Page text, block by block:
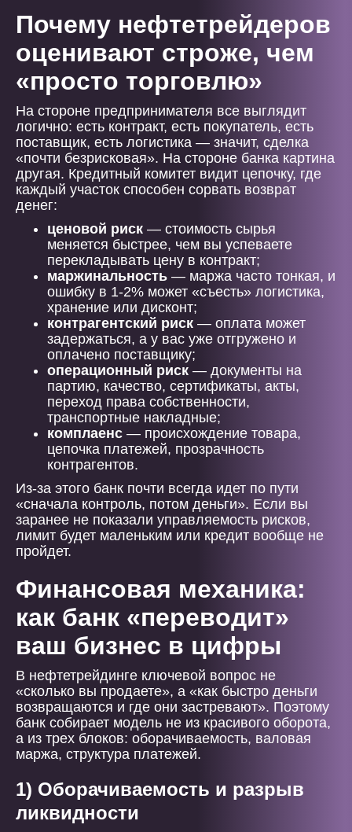
Почему нефтетрейдеров
оценивают строже, чем
«просто торговлю»
На стороне предпринимателя все выглядит
логично: есть контракт, есть покупатель, есть
поставщик, есть логистика — значит, сделка
«почти безрисковая». На стороне банка картина
другая. Кредитный комитет видит цепочку, где
каждый участок способен сорвать возврат
денег:
ценовой риск — стоимость сырья
меняется быстрее, чем вы успеваете
перекладывать цену в контракт;
маржинальность — маржа часто тонкая, и
ошибку в 1-2% может «съесть» логистика,
хранение или дисконт;
контрагентский риск — оплата может
задержаться, а у вас уже отгружено и
оплачено поставщику;
операционный риск — документы на
партию, качество, сертификаты, акты,
переход права собственности,
транспортные накладные;
комплаенс — происхождение товара,
цепочка платежей, прозрачность
контрагентов.
Из-за этого банк почти всегда идет по пути
«сначала контроль, потом деньги». Если вы
заранее не показали управляемость рисков,
лимит будет маленьким или кредит вообще не
пройдет.
Финансовая механика:
как банк «переводит»
ваш бизнес в цифры
В нефтетрейдинге ключевой вопрос не
«сколько вы продаете», а «как быстро деньги
возвращаются и где они застревают». Поэтому
банк собирает модель не из красивого оборота,
а из трех блоков: оборачиваемость, валовая
маржа, структура платежей.
1) Оборачиваемость и разрыв
ликвидности